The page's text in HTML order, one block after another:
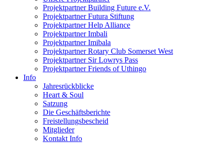
Projektpartner Building Future e.V.
Projektpartner Futura Stiftung
Projektpartner Help Alliance
Projektpartner Imbali
Projektpartner Imibala
Projektpartner Rotary Club Somerset West
Projektpartner Sir Lowrys Pass
Projektpartner Friends of Uthingo
Info
Jahresrückblicke
Heart & Soul
Satzung
Die Geschäftsberichte
Freistellungsbescheid
Mitglieder
Kontakt Info